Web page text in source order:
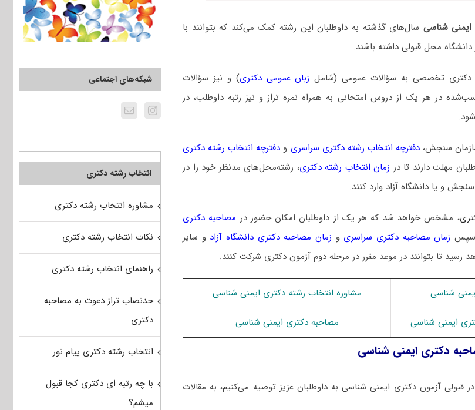
ایمنی شناسی سال‌های گذشته به داوطلبان این رشته کمک می‌کند که بتوانند با
محل قبولی داشته باشند.
دکتری تخصصی به سؤالات عمومی (شامل زبان عمومی دکتری) و نیز سؤالات
در هر یک از دروس امتحانی به همراه نمره تراز و نیز رتبه داوطلب، در
سنجش، دفترچه انتخاب رشته دکتری سراسری و دفترچه انتخاب رشته دکتری
مهلت دارند تا در زمان انتخاب رشته دکتری، رشته‌محل‌های مدنظر خود را در
و یا دانشگاه آزاد وارد کنند.
، مشخص خواهد شد که هر یک از داوطلبان امکان حضور در مصاحبه دکتری
سپس زمان مصاحبه دکتری سراسری و زمان مصاحبه دکتری دانشگاه آزاد و سایر
رسید تا بتوانند در موعد مقرر در مرحله دوم آزمون دکتری شرکت کنند.
شناسی مشاوره انتخاب رشته دکتری ایمنی شناسی
ایمنی شناسی مصاحبه دکتری ایمنی شناسی
دکتری ایمنی شناسی
قبولی آزمون دکتری ایمنی شناسی به داوطلبان عزیز توصیه می‌کنیم، به مقالات
شبکه‌های اجتماعی
انتخاب رشته دکتری
مشاوره انتخاب رشته دکتری
نکات انتخاب رشته دکتری
راهنمای انتخاب رشته دکتری
حدنصاب تراز دعوت به مصاحبه
دکتری
انتخاب رشته دکتری پیام نور
با چه رتبه ای دکتری کجا قبول
میشم؟